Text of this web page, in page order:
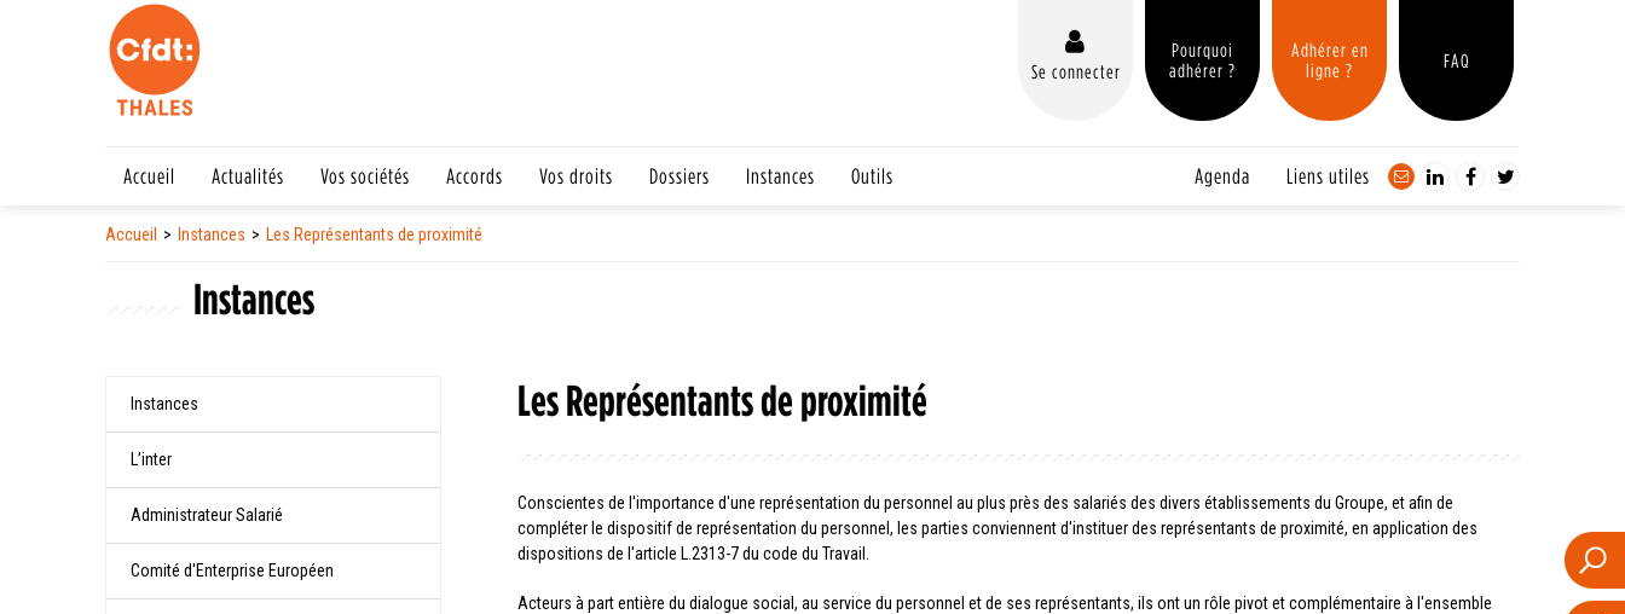
Se connecter
Pourquoi
adhérer ?
Adhérer en
ligne ?
FAQ
Accueil Actualités Vos sociétés Accords Vos droits Dossiers Instances Outils Agenda Liens utiles
Accueil Instances Les Représentants de proximité
Instances
Instances
L’inter
Administrateur Salarié
Comité d'Enterprise Européen
Les Représentants de proximité
Conscientes de l'importance d'une représentation du personnel au plus près des salariés des divers établissements du Groupe, et afin de
compléter le dispositif de représentation du personnel, les parties conviennent d'instituer des représentants de proximité, en application des
dispositions de l'article L.2313-7 du code du Travail.
Acteurs à part entière du dialogue social, au service du personnel et de ses représentants, ils ont un rôle pivot et complémentaire à l'ensemble